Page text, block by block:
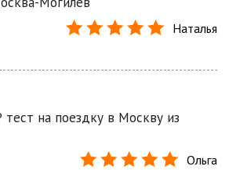
Наталья
на поездку в Москву из
Ольга